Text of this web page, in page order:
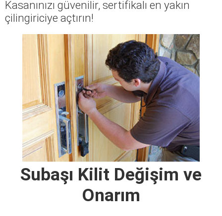
Kasanınızı güvenilir, sertifikalı en yakın
çilingiriciye açtırın!
Subaşı Kilit Değişim ve
Onarım